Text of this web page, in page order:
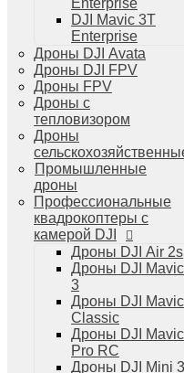
Дроны
Системы и комплексы
РЭБ Капюшон
РЭБ Тетраэдр
РЭБ Ромашка
Подавители БПЛА
Детекторы
Комплектующие для
Спутниковая
Зарядные
Пульты для
Пропеллеры
Кейсы для
Телевизоры
Телевизоры
Enterprise
DJI Mavic 3T
Enterprise
Дроны DJI Avata
Дроны DJI FPV
Дроны FPV
Дроны с
тепловизором
Дроны
Промышленные
дроны
Профессиональные
квадрокоптеры с
камерой DJI
Дроны DJI Air 2s
Дроны DJI Mavic
3
Дроны DJI
Classic
Дроны DJI
Pro RC
Дроны DJI Mini 3